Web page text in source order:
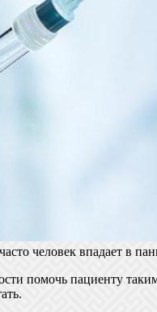
человек впадает в
помочь пациенту